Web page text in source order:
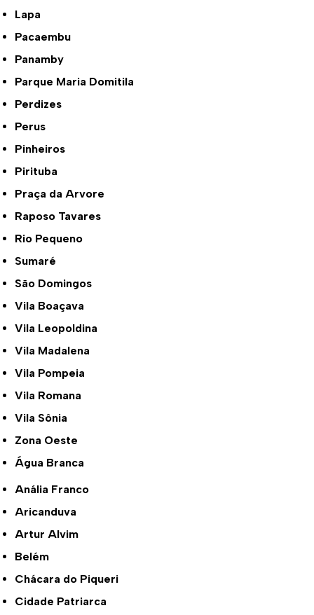
Lapa
Pacaembu
Panamby
Parque Maria Domitila
Perdizes
Perus
Pinheiros
Pirituba
Praça da Arvore
Raposo Tavares
Rio Pequeno
Sumaré
São Domingos
Vila Boaçava
Vila Leopoldina
Vila Madalena
Vila Pompeia
Vila Romana
Vila Sônia
Zona Oeste
Água Branca
Anália Franco
Aricanduva
Artur Alvim
Belém
Chácara do Piqueri
Cidade Patriarca